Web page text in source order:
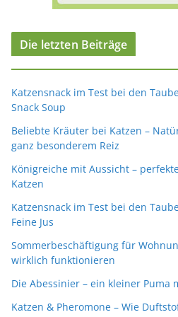
Die letzten Beiträge
Katzensnack im Test bei den
Snack Soup
Beliebte Kräuter bei Katzen –
ganz besonderem Reiz
Königreiche mit Aussicht –
Katzen
Katzensnack im Test bei den
Feine Jus
Sommerbeschäftigung für
wirklich funktionieren
Die Abessinier – ein kleiner Puma
Katzen & Pheromone – Wie